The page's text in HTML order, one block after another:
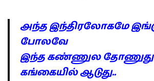
அந்த இந்திரலோகமே
போலவே
இந்த கண்ணுல
கங்கையில் ஆடுது..